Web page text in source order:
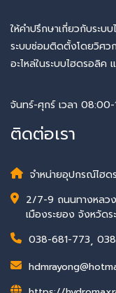
ให้คำปรึกษาเกี่ยวกับระ
ระบบซ่อมติดตั้งโดยวิศว
อะไหล่ในระบบไฮดรอลิค
จันทร์-ศุกร์ เวลา
ติดต่อเรา
จำหน่ายอุปกรณ์ไฮด
2/7-9 ถนนทางหลวง
เมืองระยอง จังหวัดร
038-681-773,